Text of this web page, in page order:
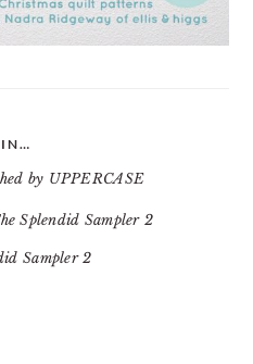
IN…
by UPPERCASE
Sampler 2